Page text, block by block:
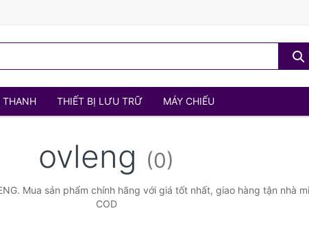
THANH THIẾT BỊ LƯU TRỮ MÁY CHIẾU
ovleng (0)
Mua sản phẩm chính hãng với giá tốt nhất, giao hàng tận nhà
COD